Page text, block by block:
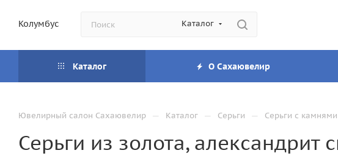
Колумбус Каталог
Каталог О Сахаювелир
Ювелирный салон Сахаювелир — Каталог — Серьги — Серьги с камнями
Серьги из золота, александрит